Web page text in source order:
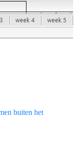
buiten het